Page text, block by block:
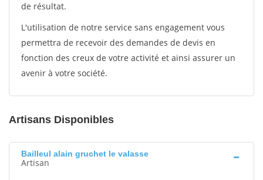
de résultat.
L'utilisation de notre service sans engagement vous
permettra de recevoir des demandes de devis en
fonction des creux de votre activité et ainsi assurer un
avenir à votre société.
Artisans Disponibles
Bailleul alain gruchet le valasse
Artisan